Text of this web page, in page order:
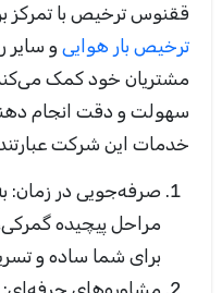
ققنوس ترخیص با تمرکز
ترخیص بار هواییو سایر
مشتریان خود کمک می‌کند
سهولت و دقت انجام
خدمات این شرکت عبارتند
صرفه‌جویی در زمان:
مراحل پیچیده
برای شما ساده و
مشاوره‌های حرفه‌ای: